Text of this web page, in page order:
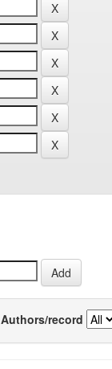
Authors/record